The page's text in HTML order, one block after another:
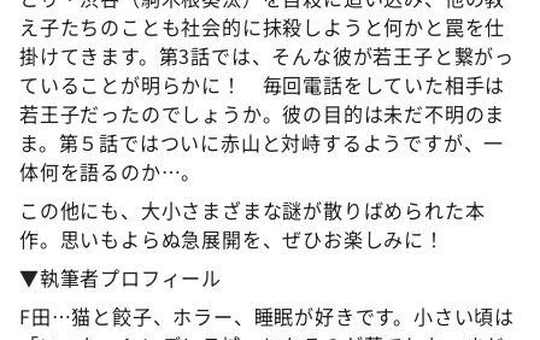
え子たちのことも社会的に抹殺しようと何かと罠を仕
掛けてきます。第3話では、そんな彼が若王子と繋がっ
ていることが明らかに！ 毎回電話をしていた相手は
若王子だったのでしょうか。彼の目的は未だ不明のま
ま。第５話ではついに赤山と対峙するようですが、一
体何を語るのか…。
この他にも、大小さまざまな謎が散りばめられた本
作。思いもよらぬ急展開を、ぜひお楽しみに！
▼執筆者プロフィール
F田…猫と餃子、ホラー、睡眠が好きです。小さい頃は